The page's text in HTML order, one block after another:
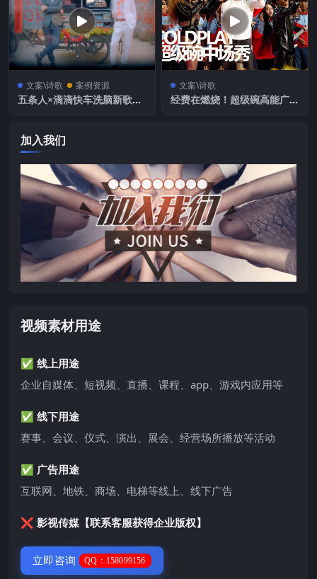
文案\诗歌 案例资源
五条人×滴滴快车洗脑新歌，r
文案\诗歌
经费在燃烧！超级碗高能广告
加入我们
视频素材用途
✅ 线上用途
企业自媒体、短视频、直播、课程、app、游戏内应用等
✅ 线下用途
赛事、会议、仪式、演出、展会、经营场所播放等活动
✅ 广告用途
互联网、地铁、商场、电梯等线上、线下广告
❌ 影视传媒【联系客服获得企业版权】
立即咨询 QQ：158099156